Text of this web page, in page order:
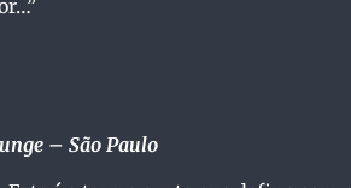
– São Paulo